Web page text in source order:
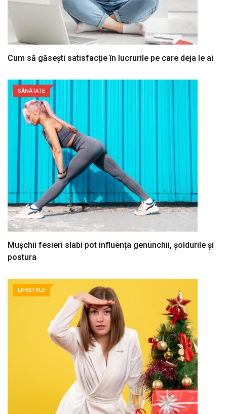
Cum să găsești satisfacție în lucrurile pe care deja le ai
SĂNĂTATE
Mușchii fesieri slabi pot influența genunchii, șoldurile și
postura
LIFESTYLE